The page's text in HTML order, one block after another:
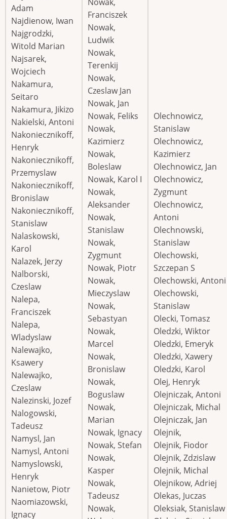
Adam
Najdienow, Iwan
Najgrodzki,
Witold Marian
Najsarek,
Wojciech
Nakamura,
Seitaro
Nakamura, Jikizo
Nakielski, Antoni
Nakoniecznikoff,
Henryk
Nakoniecznikoff,
Przemyslaw
Nakoniecznikoff,
Bronislaw
Nakoniecznikoff,
Stanislaw
Nalaskowski,
Karol
Nalazek, Jerzy
Nalborski,
Czeslaw
Nalepa,
Franciszek
Nalepa,
Wladyslaw
Nalewajko,
Ksawery
Nalewajko,
Czeslaw
Nalezinski, Jozef
Nalogowski,
Tadeusz
Namysl, Jan
Namysl, Antoni
Namyslowski,
Henryk
Nanietow, Piotr
Naomiazowski,
Ignacy
Franciszek
Nowak,
Ludwik
Nowak,
Terenkij
Nowak,
Czeslaw Jan
Nowak, Jan
Nowak, Feliks
Nowak,
Kazimierz
Nowak,
Boleslaw
Nowak, Karol I
Nowak,
Aleksander
Nowak,
Stanislaw
Nowak,
Zygmunt
Nowak, Piotr
Nowak,
Mieczyslaw
Nowak,
Sebastyan
Nowak,
Marcel
Nowak,
Bronislaw
Nowak,
Boguslaw
Nowak,
Marian
Nowak, Ignacy
Nowak, Stefan
Nowak,
Kasper
Nowak,
Tadeusz
Nowak,
Olechnowicz,
Stanislaw
Olechnowicz,
Kazimierz
Olechnowicz, Jan
Olechnowicz,
Zygmunt
Olechnowicz,
Antoni
Olechnowski,
Stanislaw
Olechowski,
Szczepan S
Olechowski, Antoni
Olechowski,
Stanislaw
Olecki, Tomasz
Oledzki, Wiktor
Oledzki, Emeryk
Oledzki, Xawery
Oledzki, Karol
Olej, Henryk
Olejniczak, Antoni
Olejniczak, Michal
Olejniczak, Jan
Olejnik,
Olejnik, Fiodor
Olejnik, Zdzislaw
Olejnik, Michal
Olejnikow, Adriej
Olekas, Juczas
Oleksiak, Stanislaw